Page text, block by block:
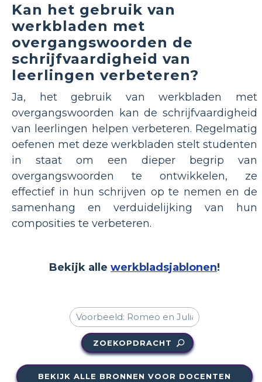
Kan het gebruik van
werkbladen met
overgangswoorden de
schrijfvaardigheid van
leerlingen verbeteren?
Ja, het gebruik van werkbladen met
overgangswoorden kan de schrijfvaardigheid
van leerlingen helpen verbeteren. Regelmatig
oefenen met deze werkbladen stelt studenten
in staat om een ​​dieper begrip van
overgangswoorden te ontwikkelen, ze
effectief in hun schrijven op te nemen en de
samenhang en verduidelijking van hun
composities te verbeteren.
Bekijk alle werkbladsjablonen!
ZOEKOPDRACHT
BEKIJK ALLE BRONNEN VOOR DOCENTEN